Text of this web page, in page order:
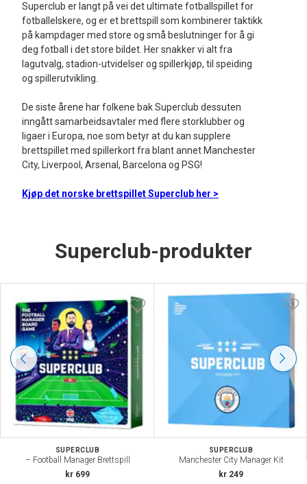
Superclub er langt på vei det ultimate fotballspillet for
fotballelskere, og er et brettspill som kombinerer taktikk
på kampdager med store og små beslutninger for å gi
deg fotball i det store bildet. Her snakker vi alt fra
lagutvalg, stadion-utvidelser og spillerkjøp, til speiding
og spillerutvikling.
De siste årene har folkene bak Superclub dessuten
inngått samarbeidsavtaler med flere storklubber og
ligaer i Europa, noe som betyr at du kan supplere
brettspillet med spillerkort fra blant annet Manchester
City, Liverpool, Arsenal, Barcelona og PSG!
Kjøp det norske brettspillet Superclub her >
Superclub-produkter
SUPERCLUB
– Football Manager Brettspill
kr 699
SUPERCLUB
Manchester City Manager Kit
kr 249